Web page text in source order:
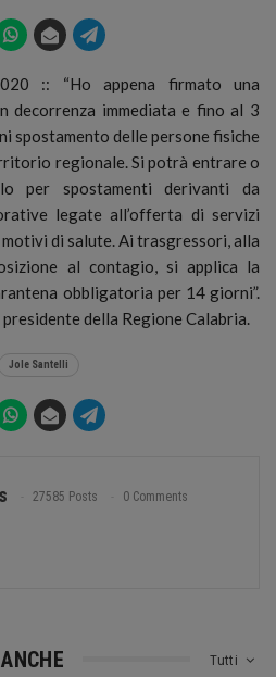
:: “Ho appena firmato una
decorrenza immediata e fino al 3
spostamento delle persone fisiche
regionale. Si potrà entrare o
per spostamenti derivanti da
legate all’offerta di servizi
di salute. Ai trasgressori, alla
al contagio, si applica la
obbligatoria per 14 giorni”.
della Regione Calabria.
Jole Santelli
27585 Posts 0 Comments
Tutti